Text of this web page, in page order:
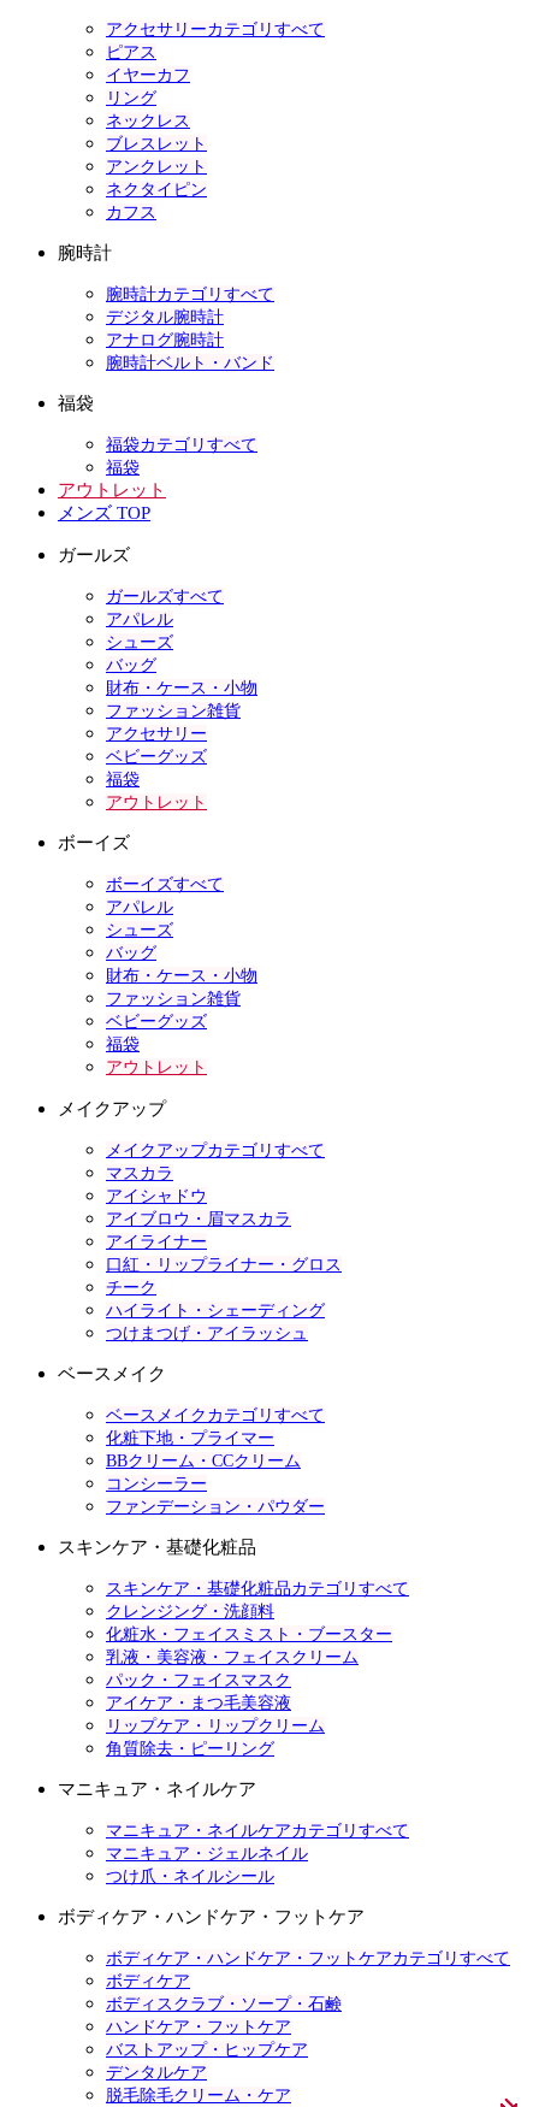
アクセサリーカテゴリすべて
ピアス
イヤーカフ
リング
ネックレス
ブレスレット
アンクレット
ネクタイピン
カフス
腕時計
腕時計カテゴリすべて
デジタル腕時計
アナログ腕時計
腕時計ベルト・バンド
福袋
福袋カテゴリすべて
福袋
アウトレット
メンズ TOP
ガールズ
ガールズすべて
アパレル
シューズ
バッグ
財布・ケース・小物
ファッション雑貨
アクセサリー
ベビーグッズ
福袋
アウトレット
ボーイズ
ボーイズすべて
アパレル
シューズ
バッグ
財布・ケース・小物
ファッション雑貨
ベビーグッズ
福袋
アウトレット
メイクアップ
メイクアップカテゴリすべて
マスカラ
アイシャドウ
アイブロウ・眉マスカラ
アイライナー
口紅・リップライナー・グロス
チーク
ハイライト・シェーディング
つけまつげ・アイラッシュ
ベースメイク
ベースメイクカテゴリすべて
化粧下地・プライマー
BBクリーム・CCクリーム
コンシーラー
ファンデーション・パウダー
スキンケア・基礎化粧品
スキンケア・基礎化粧品カテゴリすべて
クレンジング・洗顔料
化粧水・フェイスミスト・ブースター
乳液・美容液・フェイスクリーム
パック・フェイスマスク
アイケア・まつ毛美容液
リップケア・リップクリーム
角質除去・ピーリング
マニキュア・ネイルケア
マニキュア・ネイルケアカテゴリすべて
マニキュア・ジェルネイル
つけ爪・ネイルシール
ボディケア・ハンドケア・フットケア
ボディケア・ハンドケア・フットケアカテゴリすべて
ボディケア
ボディスクラブ・ソープ・石鹸
ハンドケア・フットケア
バストアップ・ヒップケア
デンタルケア
脱毛除毛クリーム・ケア